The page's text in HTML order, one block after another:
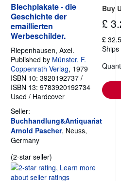
Blechplakate - die
Geschichte der
emaillierten
Werbeschilder.
Riepenhausen, Axel.
Published by Münster, F.
Coppenrath Verlag, 1979
ISBN 10: 3920192737 /
ISBN 13: 9783920192734
Used / Hardcover
Seller:
Buchhandlung&Antiquariat
Arnold Pascher, Neuss,
Germany
(2-star seller)
rating
2
Buy
£
£